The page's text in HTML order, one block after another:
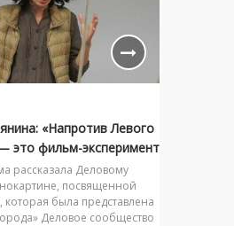
«Напротив Левого
это фильм-эксперимент
рассказала Деловому
посвященной
которая была представлена
Деловое сообщество